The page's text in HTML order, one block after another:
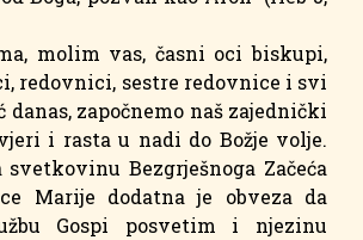
molim vas, časni oci biskupi,
redovnici, sestre redovnice i svi
započnemo naš zajednički
i rasta u nadi do Božje volje.
svetkovinu Bezgrješnoga Začeća
Marije dodatna je obveza da
Gospi posvetim i njezinu